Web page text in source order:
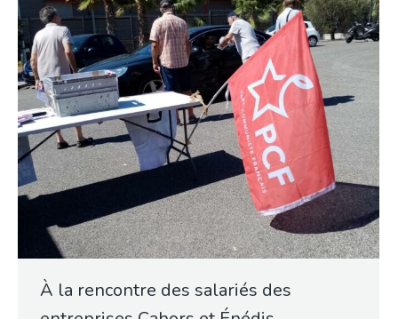
À la rencontre des salariés des